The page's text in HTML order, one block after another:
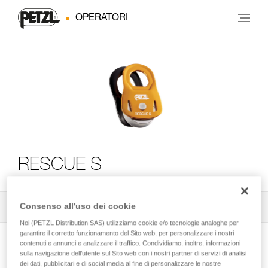
OPERATORI
RESCUE S
Tutti i consigli tecnici 2
Consenso all'uso dei cookie
Noi (PETZL Distribution SAS) utilizziamo cookie e/o tecnologie analoghe per
garantire il corretto funzionamento del Sito web, per personalizzare i nostri
contenuti e annunci e analizzare il traffico. Condividiamo, inoltre, informazioni
sulla navigazione dell’utente sul Sito web con i nostri partner di servizi di analisi
dei dati, pubblicitari e di social media al fine di personalizzare le nostre